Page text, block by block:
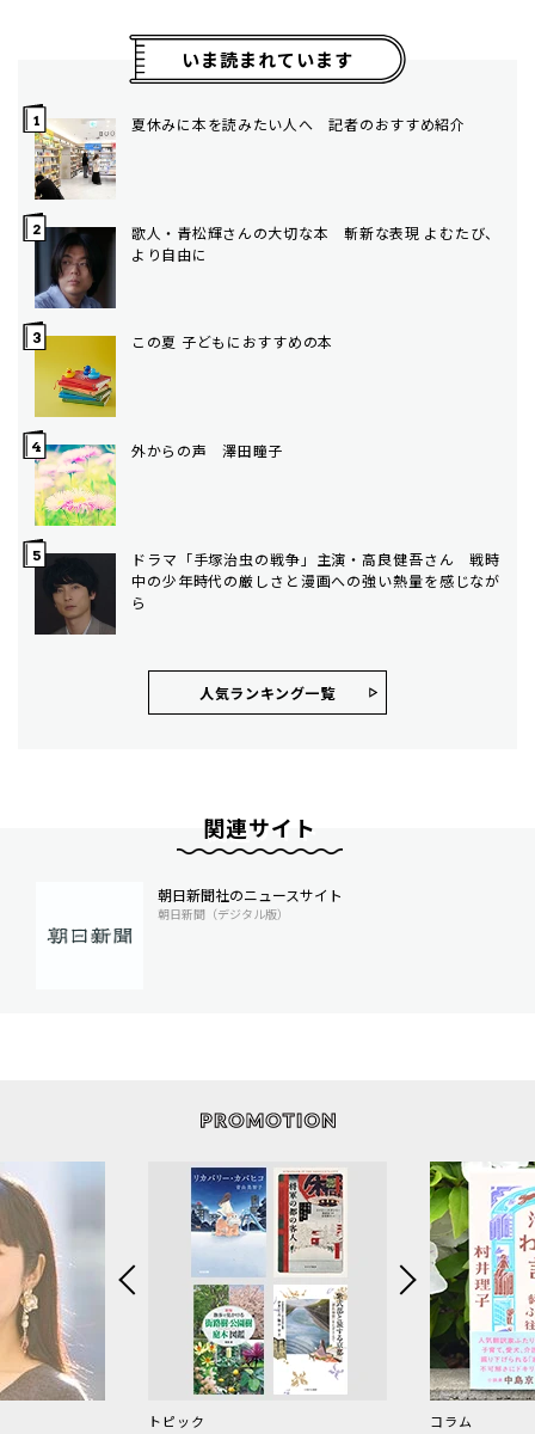
いま読まれています
夏休みに本を読みたい人へ 記者のおすすめ紹介
歌人・青松輝さんの大切な本 斬新な表現 よむたび、
より自由に
この夏 子どもにおすすめの本
外からの声 澤田瞳子
ドラマ「手塚治虫の戦争」主演・高良健吾さん 戦時
中の少年時代の厳しさと漫画への強い熱量を感じなが
ら
人気ランキング⼀覧
関連サイト
朝日新聞社のニュースサイト
朝日新聞（デジタル版）
トピック コラム